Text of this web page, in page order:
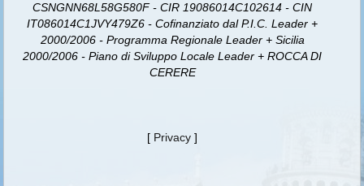
CSNGNN68L58G580F - CIR 19086014C102614 - CIN
IT086014C1JVY479Z6 - Cofinanziato dal P.I.C. Leader +
2000/2006 - Programma Regionale Leader + Sicilia
2000/2006 - Piano di Sviluppo Locale Leader + ROCCA DI
CERERE
[ Privacy ]